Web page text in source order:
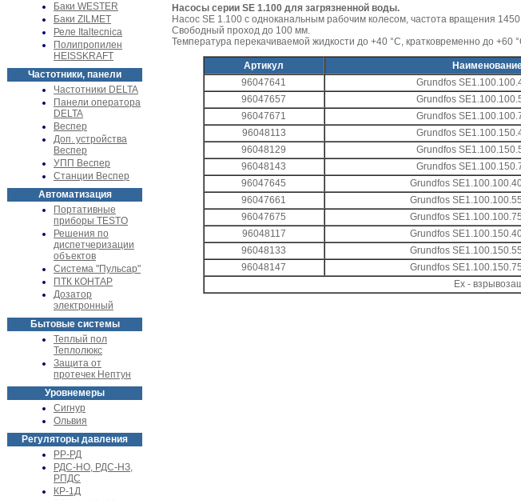
Баки WESTER
Баки ZILMET
Реле Italtecnica
Полипропилен
HEISSKRAFT
Частотники, панели
Частотники DELTA
Панели оператора
DELTA
Веспер
Доп. устройства
Веспер
УПП Веспер
Станции Веспер
Автоматизация
Портативные
приборы TESTO
Решения по
диспетчеризации
объектов
Система "Пульсар"
ПТК КОНТАР
Дозатор
электронный
Бытовые системы
Теплый пол
Теплолюкс
Защита от
протечек Нептун
Уровнемеры
Сигнур
Ольвия
Регуляторы давления
РР-РД
РДС-НО, РДС-НЗ,
РПДС
КР-1Д
Насосы серии SE 1.100 для загрязненной воды.
Насос SE 1.100 с одноканальным рабочим колесом, частота вращения
Свободный проход до 100 мм.
Температура перекачиваемой жидкости до +40 °C, кратковременно до +60
Артикул
96047641
Grundfos
96047657
Grundfos
96047671
Grundfos
96048113
Grundfos
96048129
Grundfos
96048143
Grundfos
96047645
Grundfos
96047661
Grundfos
96047675
Grundfos
96048117
Grundfos
96048133
Grundfos
96048147
Grundfos
Ех -